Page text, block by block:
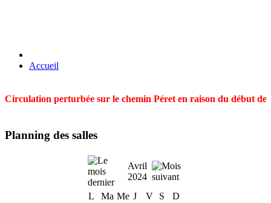
Accueil
Circulation perturbée sur le chemin Péret en raison du début
Planning des salles
Avril
2024
L
Ma Me J V S
D